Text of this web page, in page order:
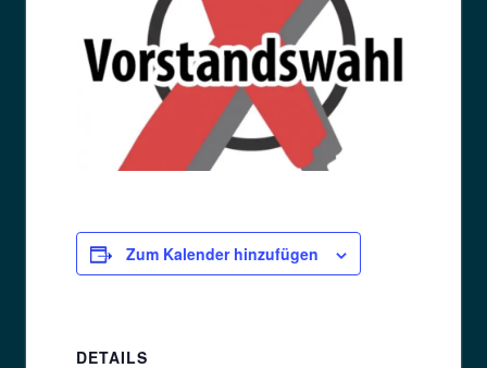
Zum Kalender hinzufügen
DETAILS